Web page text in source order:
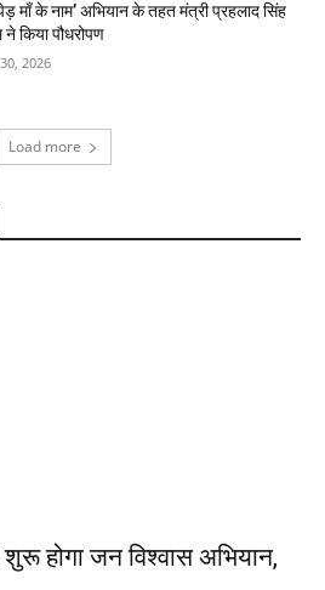
माँ के नाम’ अभियान के तहत मंत्री प्रहलाद सिंह
किया पौधरोपण
2026
Load more
होगा जन विश्वास अभियान,